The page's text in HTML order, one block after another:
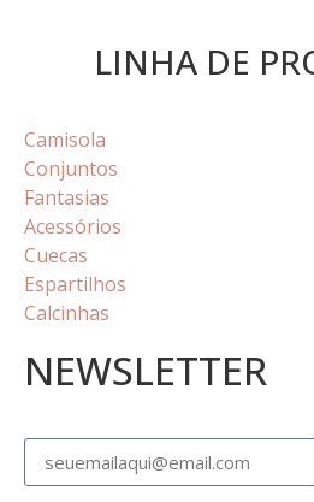
LINHA DE
Camisola
Conjuntos
Fantasias
Acessórios
Cuecas
Espartilhos
Calcinhas
NEWSLETTER